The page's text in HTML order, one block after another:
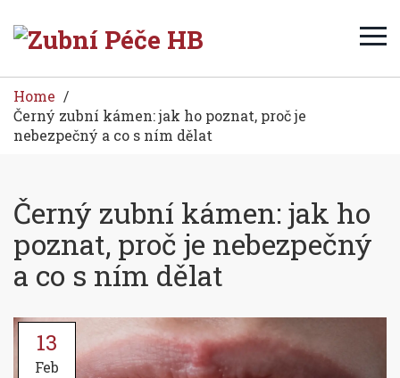
Home
Černý zubní kámen: jak ho poznat, proč je
nebezpečný a co s ním dělat
Černý zubní kámen: jak ho
poznat, proč je nebezpečný
a co s ním dělat
13
Feb